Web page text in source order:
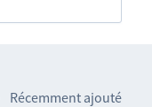
Récemment ajouté